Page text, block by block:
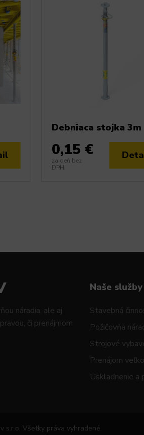
Debniaca stojka 3m
0,15 €
za deň bez
DPH
náradia, ale aj
či prenájmom
Naše služby
Stavebná
Požičovňa
Strojové
Prenájom
Uskladnenie a
s.r.o. Všetky práva vyhradené.